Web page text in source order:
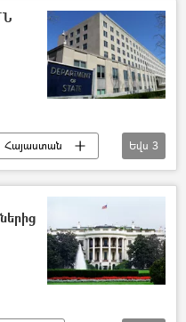
Հայաստան
Եվս 3